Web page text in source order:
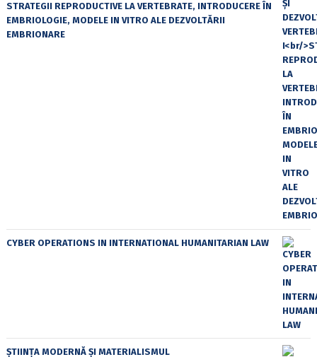
STRATEGII REPRODUCTIVE LA VERTEBRATE, INTRODUCERE ÎN
EMBRIOLOGIE, MODELE IN VITRO ALE DEZVOLTĂRII
EMBRIONARE
CYBER OPERATIONS IN INTERNATIONAL HUMANITARIAN LAW
ȘTIINȚA MODERNĂ ȘI MATERIALISMUL